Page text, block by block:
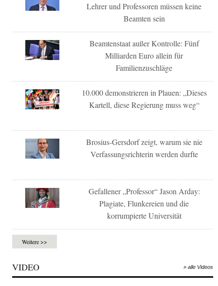
Lehrer und Professoren müssen keine
Beamten sein
Beamtenstaat außer Kontrolle: Fünf
Milliarden Euro allein für
Familienzuschläge
10.000 demonstrieren in Plauen: „Dieses
Kartell, diese Regierung muss weg“
Brosius-Gersdorf zeigt, warum sie nie
Verfassungsrichterin werden durfte
Gefallener „Professor“ Jason Arday:
Plagiate, Flunkereien und die
korrumpierte Universität
Weitere >>
VIDEO » alle Videos